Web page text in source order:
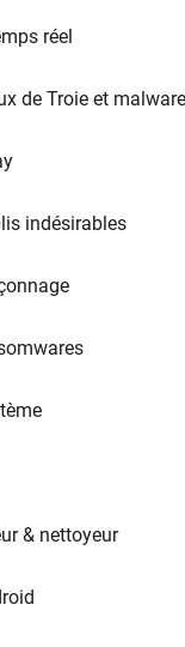
réel
de Troie et
indésirables
& nettoyeur